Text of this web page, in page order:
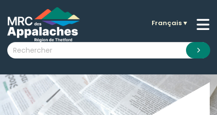
submenu (La MRC )
submenu (Citoyens )
submenu (Visiteurs )
submenu (Nouvelles )
Français▼